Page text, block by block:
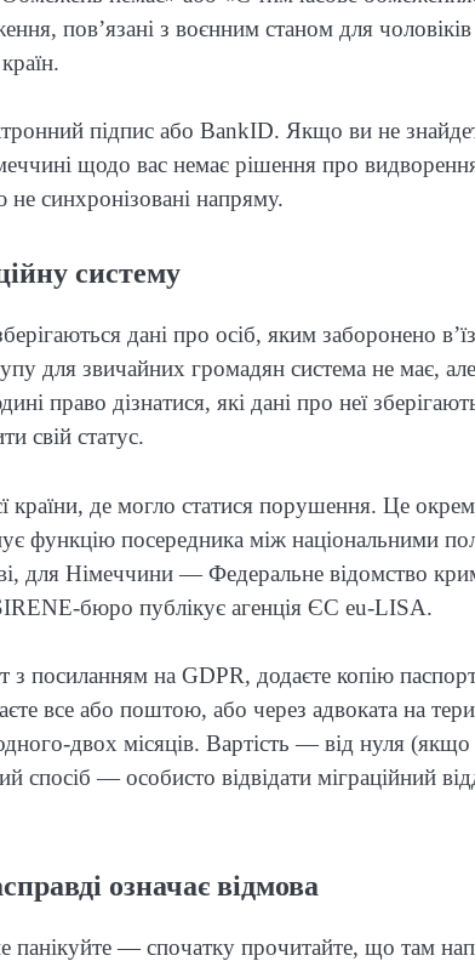
пов’язані з воєнним станом для
підпис або BankID. Якщо ви не
щодо вас немає рішення про
не синхронізовані напряму.
систему
дані про осіб, яким заборонено
для звичайних громадян система не має,
право дізнатися, які дані про неї
свій статус.
країни, де могло статися порушення. Це
функцію посередника між національними
для Німеччини — Федеральне відомство
бюро публікує агенція ЄС eu-LISA.
з посиланням на GDPR, додаєте копію
все або поштою, або через адвоката на
двох місяців. Вартість — від нуля (якщо
— особисто відвідати міграційний
означає відмова
панікуйте — спочатку прочитайте, що там